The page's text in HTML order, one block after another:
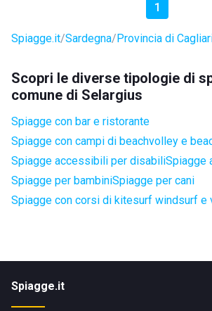
1
Spiagge.it Sardegna Provincia di
Scopri le diverse tipologie di
comune di Selargius
Spiagge con bar e ristorante
Spiagge con campi di beachvolley e
Spiagge accessibili per disabiliSpiagge
Spiagge per bambiniSpiagge per cani
Spiagge con corsi di kitesurf windsurf e
Spiagge.it